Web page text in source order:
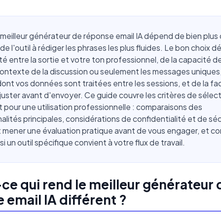
générateur de réponse email IA dépend de bien plus
l'outil à rédiger les phrases les plus fluides. Le bon choix
entre la sortie et votre ton professionnel, de la capacité
de la discussion ou seulement les messages
vos données sont traitées entre les sessions, et de la
avant d'envoyer. Ce guide couvre les critères de
pour une utilisation professionnelle : comparaisons des
principales, considérations de confidentialité et de
une évaluation pratique avant de vous engager, et
un outil spécifique convient à votre flux de travail.
qui rend le meilleur générateur
email IA différent ?